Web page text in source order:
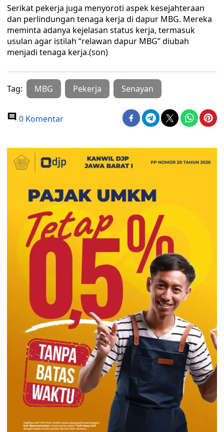
Serikat pekerja juga menyoroti aspek kesejahteraan
dan perlindungan tenaga kerja di dapur MBG. Mereka
meminta adanya kejelasan status kerja, termasuk
usulan agar istilah “relawan dapur MBG” diubah
menjadi tenaga kerja.(son)
Tag: MBG Pekerja Senayan
0 Komentar